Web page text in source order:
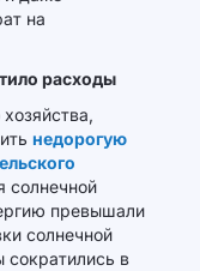
на
расходы
недорогую
солнечной
превышали
солнечной
сократились в